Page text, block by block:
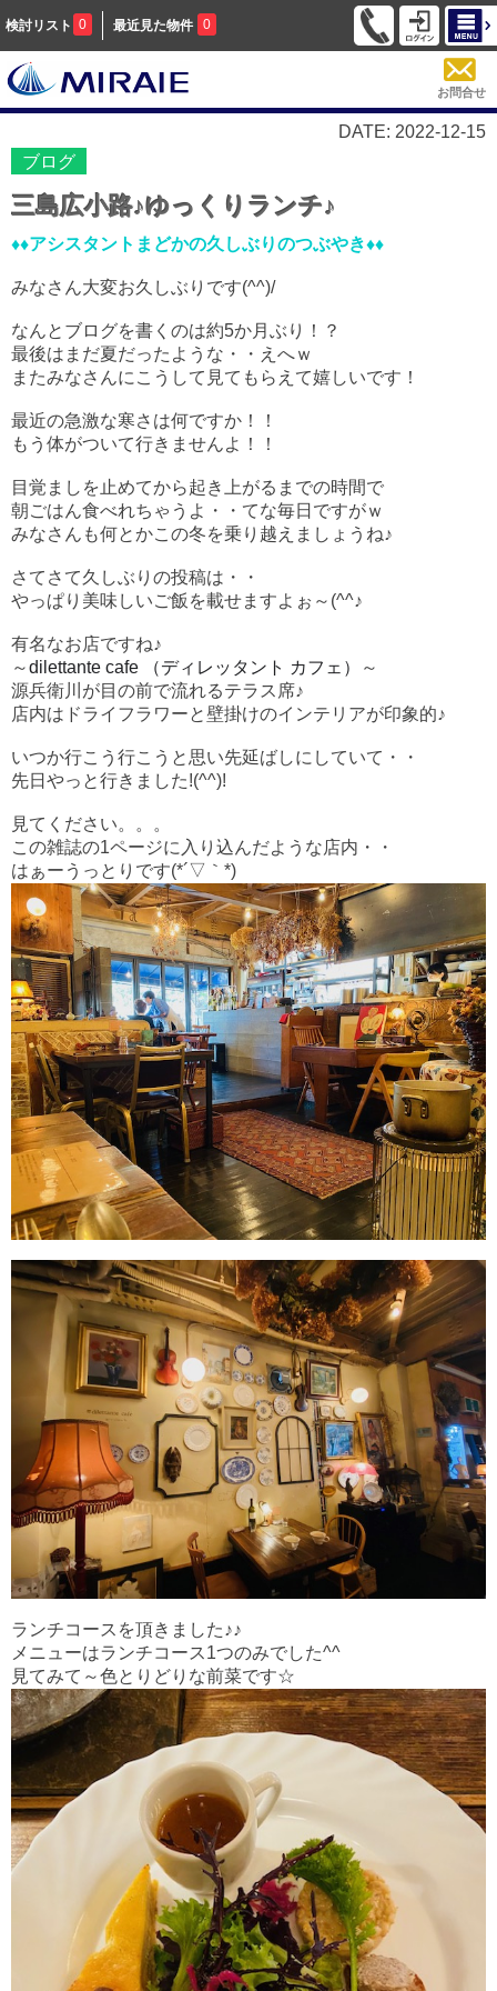
検討リスト 0 最近見た物件 0
お問合せ
DATE: 2022-12-15
ブログ
三島広小路♪ゆっくりランチ♪
♦♦アシスタントまどかの久しぶりのつぶやき♦♦
みなさん大変お久しぶりです(^^)/
なんとブログを書くのは約5か月ぶり！？
最後はまだ夏だったような・・えへｗ
またみなさんにこうして見てもらえて嬉しいです！
最近の急激な寒さは何ですか！！
もう体がついて行きませんよ！！
目覚ましを止めてから起き上がるまでの時間で
朝ごはん食べれちゃうよ・・てな毎日ですがｗ
みなさんも何とかこの冬を乗り越えましょうね♪
さてさて久しぶりの投稿は・・
やっぱり美味しいご飯を載せますよぉ～(^^♪
有名なお店ですね♪
～dilettante cafe （ディレッタント カフェ）
～
源兵衛川が目の前で流れるテラス席♪
店内はドライフラワーと壁掛けのインテリアが印象的♪
いつか行こう行こうと思い先延ばしにしていて・・
先日やっと行きました!(^^)!
見てください。。。
この雑誌の1ページに入り込んだような店内・・
はぁーうっとりです(*´▽｀*)
ランチコースを頂きました♪♪
メニューはランチコース1つのみでした^^
見てみて～色とりどりな前菜です☆